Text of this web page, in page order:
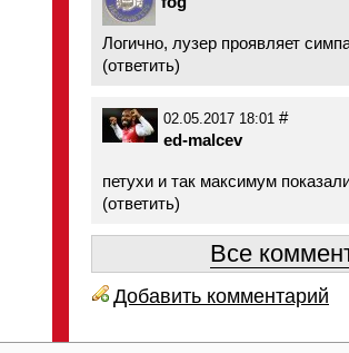
Логично, лузер проявляет
(ответить)
02.05.2017 18:01 #
ed-malcev
петухи и так максимум
(ответить)
Все
Добавить комментарий